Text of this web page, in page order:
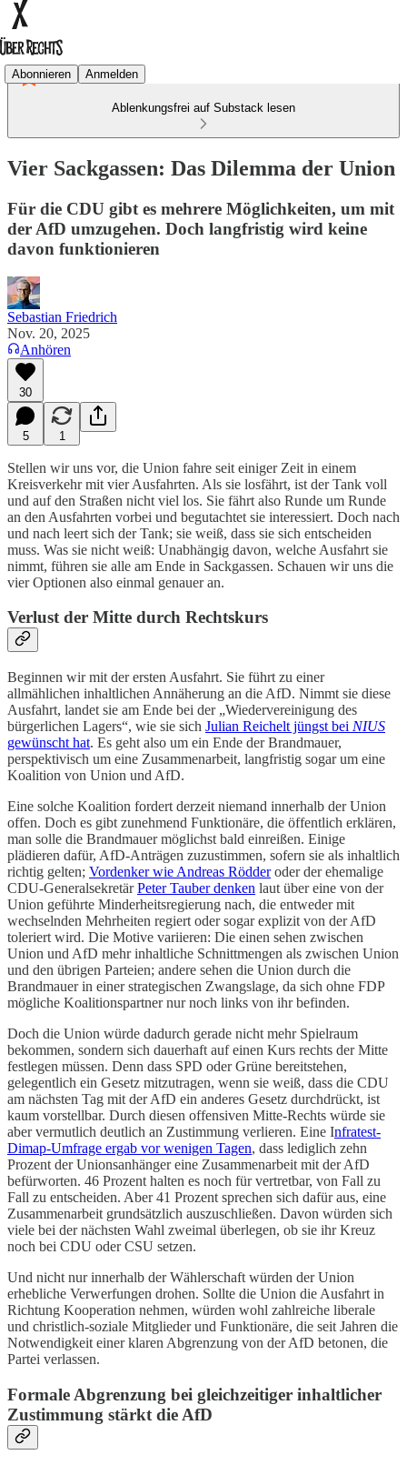
Abonnieren Anmelden
Ablenkungsfrei auf Substack lesen
Vier Sackgassen: Das Dilemma der Union
Für die CDU gibt es mehrere Möglichkeiten, um mit
der AfD umzugehen. Doch langfristig wird keine
davon funktionieren
Sebastian Friedrich
Nov. 20, 2025
Anhören
30
5 1
Stellen wir uns vor, die Union fahre seit einiger Zeit in einem
Kreisverkehr mit vier Ausfahrten. Als sie losfährt, ist der Tank voll
und auf den Straßen nicht viel los. Sie fährt also Runde um Runde
an den Ausfahrten vorbei und begutachtet sie interessiert. Doch nach
und nach leert sich der Tank; sie weiß, dass sie sich entscheiden
muss. Was sie nicht weiß: Unabhängig davon, welche Ausfahrt sie
nimmt, führen sie alle am Ende in Sackgassen. Schauen wir uns die
vier Optionen also einmal genauer an.
Verlust der Mitte durch Rechtskurs
Beginnen wir mit der ersten Ausfahrt. Sie führt zu einer
allmählichen inhaltlichen Annäherung an die AfD. Nimmt sie diese
Ausfahrt, landet sie am Ende bei der „Wiedervereinigung des
bürgerlichen Lagers“, wie sie sich Julian Reichelt jüngst bei NIUS
gewünscht hat. Es geht also um ein Ende der Brandmauer,
perspektivisch um eine Zusammenarbeit, langfristig sogar um eine
Koalition von Union und AfD.
Eine solche Koalition fordert derzeit niemand innerhalb der Union
offen. Doch es gibt zunehmend Funktionäre, die öffentlich erklären,
man solle die Brandmauer möglichst bald einreißen. Einige
plädieren dafür, AfD-Anträgen zuzustimmen, sofern sie als inhaltlich
richtig gelten; Vordenker wie Andreas Rödderoder der ehemalige
CDU-GeneralsekretärPeter Tauber denken laut über eine von der
Union geführte Minderheitsregierung nach, die entweder mit
wechselnden Mehrheiten regiert oder sogar explizit von der AfD
toleriert wird. Die Motive variieren: Die einen sehen zwischen
Union und AfD mehr inhaltliche Schnittmengen als zwischen Union
und den übrigen Parteien; andere sehen die Union durch die
Brandmauer in einer strategischen Zwangslage, da sich ohne FDP
mögliche Koalitionspartner nur noch links von ihr befinden.
Doch die Union würde dadurch gerade nicht mehr Spielraum
bekommen, sondern sich dauerhaft auf einen Kurs rechts der Mitte
festlegen müssen. Denn dass SPD oder Grüne bereitstehen,
gelegentlich ein Gesetz mitzutragen, wenn sie weiß, dass die CDU
am nächsten Tag mit der AfD ein anderes Gesetz durchdrückt, ist
kaum vorstellbar. Durch diesen offensiven Mitte-Rechts würde sie
aber vermutlich deutlich an Zustimmung verlieren. Eine Infratest-
Dimap-Umfrage ergab vor wenigen Tagen, dass lediglich zehn
Prozent der Unionsanhänger eine Zusammenarbeit mit der AfD
befürworten. 46 Prozent halten es noch für vertretbar, von Fall zu
Fall zu entscheiden. Aber 41 Prozent sprechen sich dafür aus, eine
Zusammenarbeit grundsätzlich auszuschließen. Davon würden sich
viele bei der nächsten Wahl zweimal überlegen, ob sie ihr Kreuz
noch bei CDU oder CSU setzen.
Und nicht nur innerhalb der Wählerschaft würden der Union
erhebliche Verwerfungen drohen. Sollte die Union die Ausfahrt in
Richtung Kooperation nehmen, würden wohl zahlreiche liberale
und christlich-soziale Mitglieder und Funktionäre, die seit Jahren die
Notwendigkeit einer klaren Abgrenzung von der AfD betonen, die
Partei verlassen.
Formale Abgrenzung bei gleichzeitiger inhaltlicher
Zustimmung stärkt die AfD